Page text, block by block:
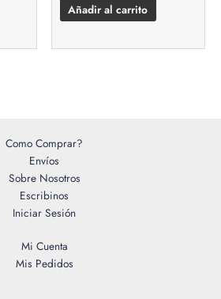
Añadir al carrito
Como Comprar?
Envíos
Sobre Nosotros
Escribinos
Iniciar Sesión
Mi Cuenta
Mis Pedidos